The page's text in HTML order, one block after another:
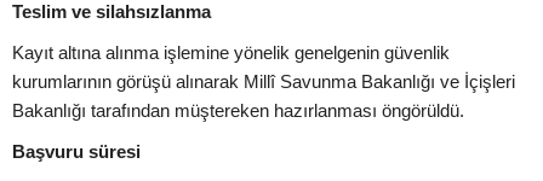
Teslim ve silahsızlanma
Kayıt altına alınma işlemine yönelik genelgenin güvenlik
kurumlarının görüşü alınarak Millî Savunma Bakanlığı ve İçişleri
Bakanlığı tarafından müştereken hazırlanması öngörüldü.
Başvuru süresi